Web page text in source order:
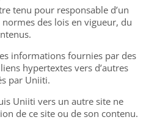
tenu pour responsable d’un
des lois en vigueur, du
informations fournies par des
hypertextes vers d’autres
par Uniiti.
Uniiti vers un autre site ne
de ce site ou de son contenu.